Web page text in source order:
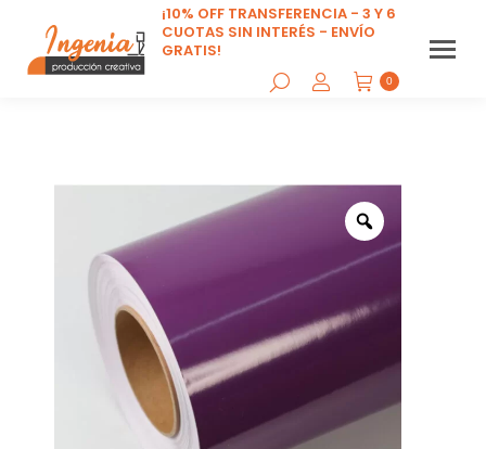
¡10% OFF TRANSFERENCIA - 3 Y 6
CUOTAS SIN INTERÉS - ENVÍO
GRATIS!
0